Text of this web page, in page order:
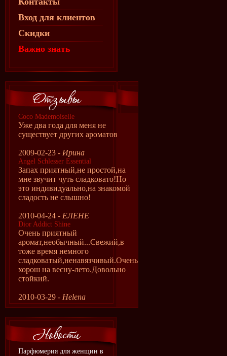
Вход для клиентов
Скидки
Важно знать
Coco Mademoiselle
Уже два года для меня не
существует других ароматов
2009-02-23 - Ирина
Angel Schlesser Essential
Запах приятный,не простой,на
мне звучит чуть сладковато!Но
это индивидуально,на знакомой
сладость не слышно!
2010-04-24 - ЕЛЕНЕ
Dior Addict Shine
Очень приятный
аромат,необычный...Свежий,в
тоже время немного
сладковатый,ненавязчивый.Очень
хорош на весну-лето.Довольно
стойкий.
2010-03-29 - Helena
Парфюмерия для женщин в